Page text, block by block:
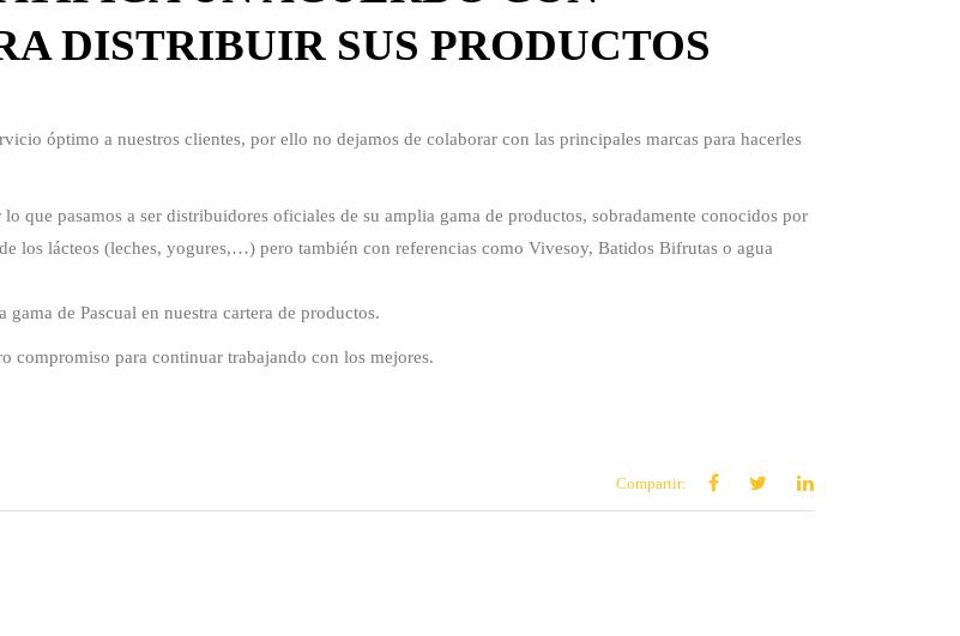
DISTRIBUIR SUS PRODUCTOS
óptimo a nuestros clientes, por ello no dejamos de colaborar con las principales marcas para hacerles
pasamos a ser distribuidores oficiales de su amplia gama de productos, sobradamente conocidos por
los lácteos (leches, yogures,…) pero también con referencias como Vivesoy, Batidos Bifrutas o agua
de Pascual en nuestra cartera de productos.
compromiso para continuar trabajando con los mejores.
Compartir: